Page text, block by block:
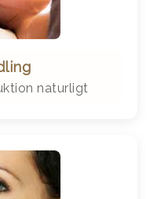
naturligt